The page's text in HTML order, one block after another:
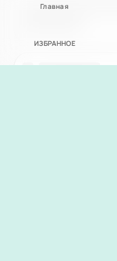
Главная
ИЗБРАННОЕ